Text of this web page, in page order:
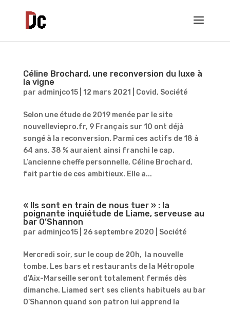
Céline Brochard, une reconversion du luxe à
la vigne
par adminjco15| 12 mars 2021 Covid, Société
Selon une étude de 2019 menée par le site
nouvelleviepro.fr, 9 Français sur 10 ont déjà
songé à la reconversion. Parmi ces actifs de 18 à
64 ans, 38 % auraient ainsi franchi le cap.
L’ancienne cheffe personnelle, Céline Brochard,
fait partie de ces ambitieux. Elle a...
« Ils sont en train de nous tuer » : la
poignante inquiétude de Liame, serveuse au
bar O’Shannon
par adminjco15| 26 septembre 2020 Société
Mercredi soir, sur le coup de 20h, la nouvelle
tombe. Les bars et restaurants de la Métropole
d’Aix-Marseille seront totalement fermés dès
dimanche. Liamed sert ses clients habituels au bar
O’Shannon quand son patron lui apprend la